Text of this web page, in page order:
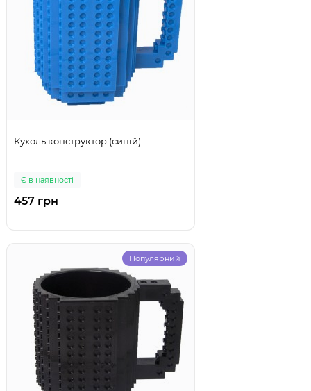
Кухоль конструктор (синій)
Є в наявності
457 грн
Популярний